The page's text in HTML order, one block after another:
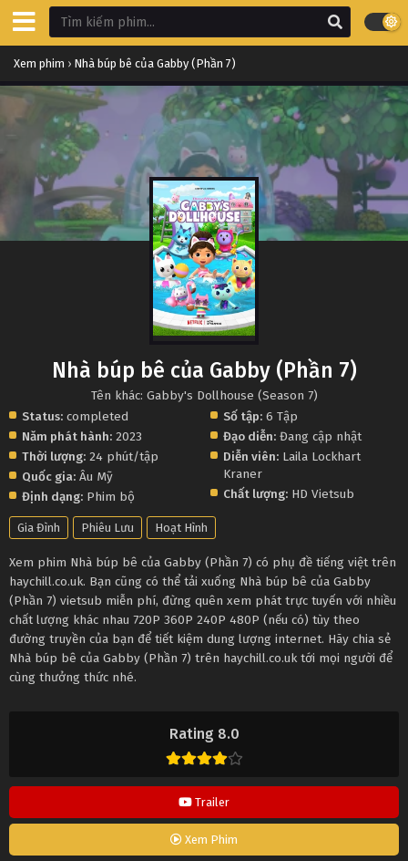
Xem phim › Nhà búp bê của Gabby (Phần 7)
Rating 8.0
Trailer
Xem Phim
Nhà búp bê của Gabby (Phần 7)
Tên khác: Gabby's Dollhouse (Season 7)
Status: completed
Năm phát hành: 2023
Thời lượng: 24 phút/tập
Quốc gia: Âu Mỹ
Định dạng: Phim bộ
Số tập: 6 Tập
Đạo diễn: Đang cập nhật
Diễn viên: Laila Lockhart
Kraner
Chất lượng: HD Vietsub
Gia Đình Phiêu Lưu Hoạt Hình
Xem phim Nhà búp bê của Gabby (Phần 7) có phụ đề tiếng việt trên
haychill.co.uk. Bạn cũng có thể tải xuống Nhà búp bê của Gabby
(Phần 7) vietsub miễn phí, đừng quên xem phát trực tuyến với nhiều
chất lượng khác nhau 720P 360P 240P 480P (nếu có) tùy theo
đường truyền của bạn để tiết kiệm dung lượng internet. Hãy chia sẻ
Nhà búp bê của Gabby (Phần 7) trên haychill.co.uk tới mọi người để
cùng thưởng thức nhé.